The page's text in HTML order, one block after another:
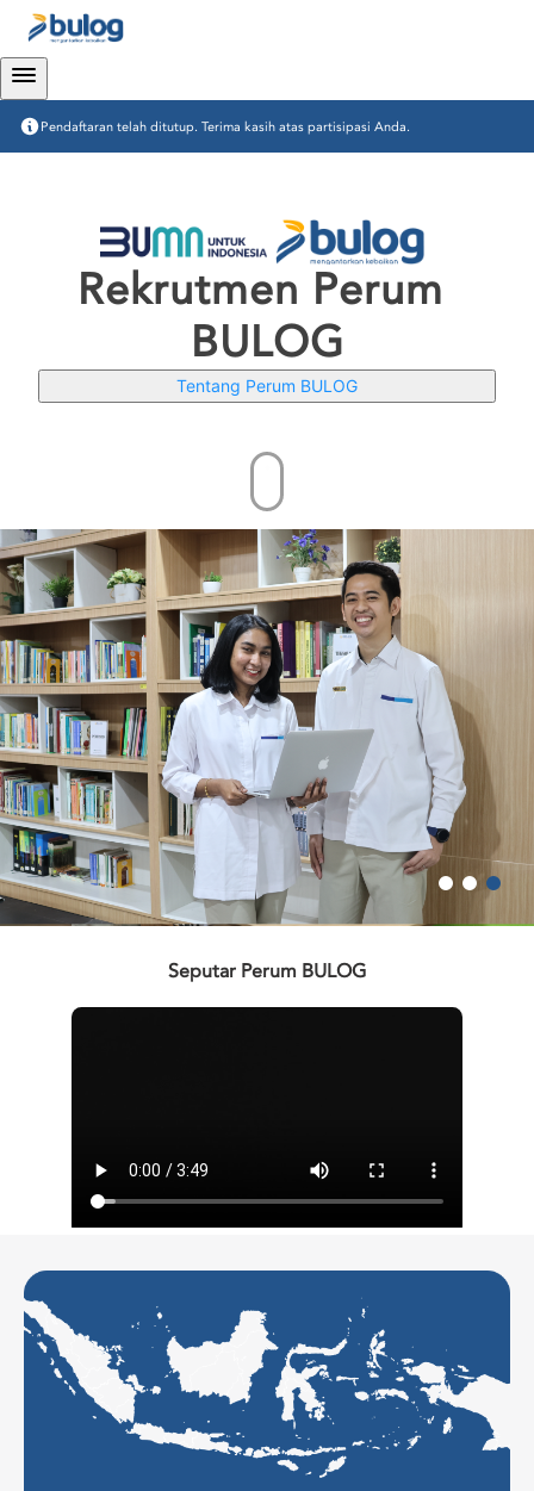
Pendaftaran telah ditutup. Terima kasih atas partisipasi Anda.
Rekrutmen Perum
BULOG
Tentang Perum BULOG
Seputar Perum BULOG